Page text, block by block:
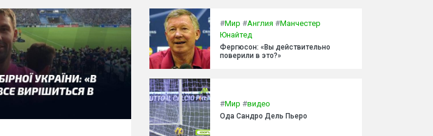
#Мир #Англия #Манчестер
Юнайтед
Фергюсон: «Вы действительно
поверили в это?»
#Мир #видео
Ода Сандро Дель Пьеро